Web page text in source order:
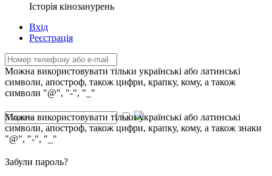
Історія кінозанурень
Вхід
Реєстрація
Можна використовувати тільки українські або латинські
символи, апостроф, також цифри, крапку, кому, а також
символи "@", "-", "_"
Можна використовувати тільки українські або латинські
символи, апостроф, також цифри, крапку, кому, а також знаки
"@", "-", "_"
Забули пароль?